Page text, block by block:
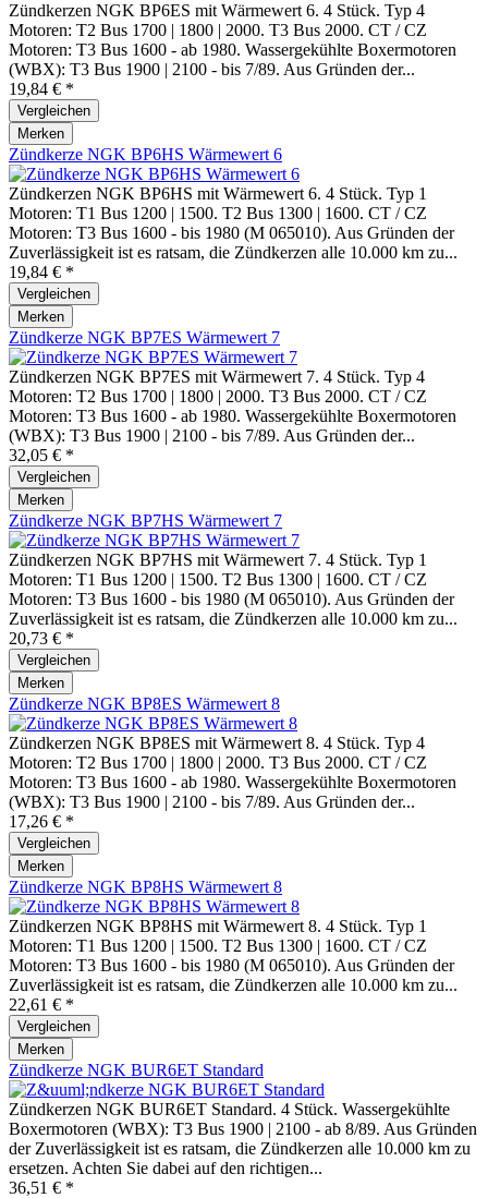
Zündkerzen NGK BP6ES mit Wärmewert 6. 4 Stück. Typ 4
Motoren: T2 Bus 1700 | 1800 | 2000. T3 Bus 2000. CT / CZ
Motoren: T3 Bus 1600 - ab 1980. Wassergekühlte Boxermotoren
(WBX): T3 Bus 1900 | 2100 - bis 7/89. Aus Gründen der...
19,84 € *
Vergleichen
Merken
Zündkerze NGK BP6HS Wärmewert 6
Zündkerzen NGK BP6HS mit Wärmewert 6. 4 Stück. Typ 1
Motoren: T1 Bus 1200 | 1500. T2 Bus 1300 | 1600. CT / CZ
Motoren: T3 Bus 1600 - bis 1980 (M 065010). Aus Gründen der
Zuverlässigkeit ist es ratsam, die Zündkerzen alle 10.000 km zu...
19,84 € *
Vergleichen
Merken
Zündkerze NGK BP7ES Wärmewert 7
Zündkerzen NGK BP7ES mit Wärmewert 7. 4 Stück. Typ 4
Motoren: T2 Bus 1700 | 1800 | 2000. T3 Bus 2000. CT / CZ
Motoren: T3 Bus 1600 - ab 1980. Wassergekühlte Boxermotoren
(WBX): T3 Bus 1900 | 2100 - bis 7/89. Aus Gründen der...
32,05 € *
Vergleichen
Merken
Zündkerze NGK BP7HS Wärmewert 7
Zündkerzen NGK BP7HS mit Wärmewert 7. 4 Stück. Typ 1
Motoren: T1 Bus 1200 | 1500. T2 Bus 1300 | 1600. CT / CZ
Motoren: T3 Bus 1600 - bis 1980 (M 065010). Aus Gründen der
Zuverlässigkeit ist es ratsam, die Zündkerzen alle 10.000 km zu...
20,73 € *
Vergleichen
Merken
Zündkerze NGK BP8ES Wärmewert 8
Zündkerzen NGK BP8ES mit Wärmewert 8. 4 Stück. Typ 4
Motoren: T2 Bus 1700 | 1800 | 2000. T3 Bus 2000. CT / CZ
Motoren: T3 Bus 1600 - ab 1980. Wassergekühlte Boxermotoren
(WBX): T3 Bus 1900 | 2100 - bis 7/89. Aus Gründen der...
17,26 € *
Vergleichen
Merken
Zündkerze NGK BP8HS Wärmewert 8
Zündkerzen NGK BP8HS mit Wärmewert 8. 4 Stück. Typ 1
Motoren: T1 Bus 1200 | 1500. T2 Bus 1300 | 1600. CT / CZ
Motoren: T3 Bus 1600 - bis 1980 (M 065010). Aus Gründen der
Zuverlässigkeit ist es ratsam, die Zündkerzen alle 10.000 km zu...
22,61 € *
Vergleichen
Merken
Zündkerze NGK BUR6ET Standard
Zündkerzen NGK BUR6ET Standard. 4 Stück. Wassergekühlte
Boxermotoren (WBX): T3 Bus 1900 | 2100 - ab 8/89. Aus Gründen
der Zuverlässigkeit ist es ratsam, die Zündkerzen alle 10.000 km zu
ersetzen. Achten Sie dabei auf den richtigen...
36,51 € *